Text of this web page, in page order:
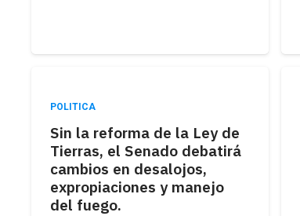
POLITICA
Sin la reforma de la Ley de
Tierras, el Senado debatirá
cambios en desalojos,
expropiaciones y manejo
del fuego.